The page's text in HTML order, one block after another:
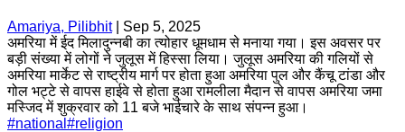
Amariya, Pilibhit| Sep 5, 2025
अमरिया में ईद मिलादुन्नबी का त्योहार धूमधाम से मनाया गया। इस अवसर पर
बड़ी संख्या में लोगों ने जुलूस में हिस्सा लिया। जुलूस अमरिया की गलियों से
अमरिया मार्केट से राष्ट्रीय मार्ग पर होता हुआ अमरिया पुल और कैंचू टांडा और
गोल भट्टे से वापस हाईवे से होता हुआ रामलीला मैदान से वापस अमरिया जमा
मस्जिद में शुक्रवार को 11 बजे भाईचारे के साथ संपन्न हुआ।
#national #religion